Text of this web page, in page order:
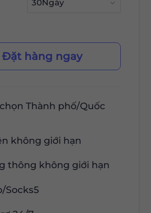
Đặt hàng ngay
Thành phố/Quốc
không giới hạn
thông không giới hạn
Socks5